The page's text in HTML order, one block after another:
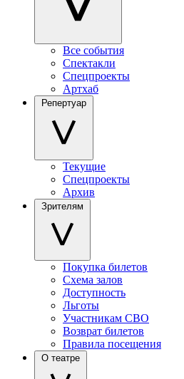
Все события
Спектакли
Спецпроекты
Артхаб
Репертуар
Текущие
Спецпроекты
Архив
Зрителям
Покупка билетов
Схема залов
Доступность
Льготы
Участникам СВО
Возврат билетов
Правила посещения
О театре